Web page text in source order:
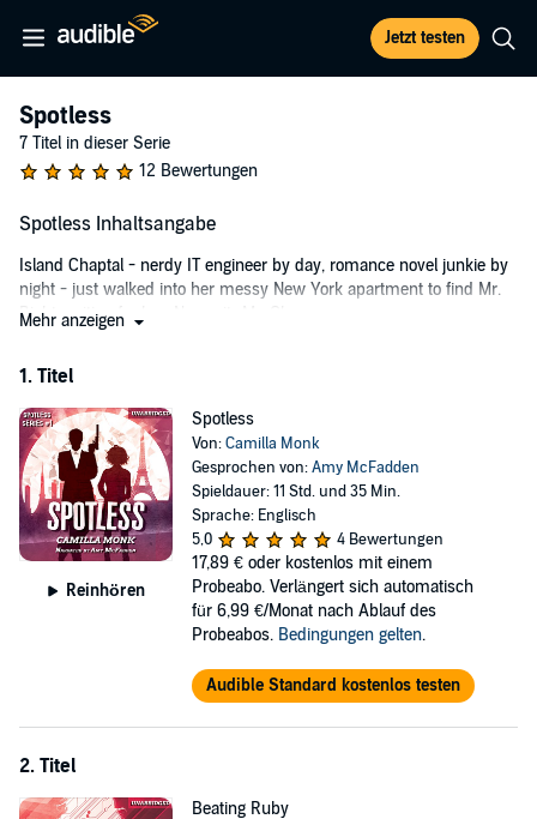
Jetzt testen
Spotless
7 Titel in dieser Serie
12 Bewertungen
Spotless Inhaltsangabe
Island Chaptal - nerdy IT engineer by day, romance novel junkie by
night - just walked into her messy New York apartment to find Mr.
Right waiting for her. No, wait...Mr. Clean.
tolerance for unsorted laundry, March isn't there to kill her...yet. He
organization. Island agrees to help him find it, facing the kind of
adversaries who dismember first and ask questions later. Good
thing she's got March to show her the ropes. And the guns. And the
knives.
The buttoned-up Island is soon having a blast racing from Paris to
Tokyo following the clues in her mother's will, and for the first time,
she's ready to get close to someone. But falling for a hit man may be
the very definition of loving dangerously.
Mehr anzeigen
1. Titel
Reinhören
Spotless
Von:Camilla Monk
Gesprochen von:Amy McFadden
Spieldauer: 11 Std. und 35 Min.
Sprache: Englisch
5,0
4 Bewertungen
17,89 € oder kostenlos mit einem
Probeabo. Verlängert sich automatisch
für 6,99 €/Monat nach Ablauf des
Probeabos. Bedingungen gelten.
Audible Standard kostenlos testen
2. Titel
Beating Ruby